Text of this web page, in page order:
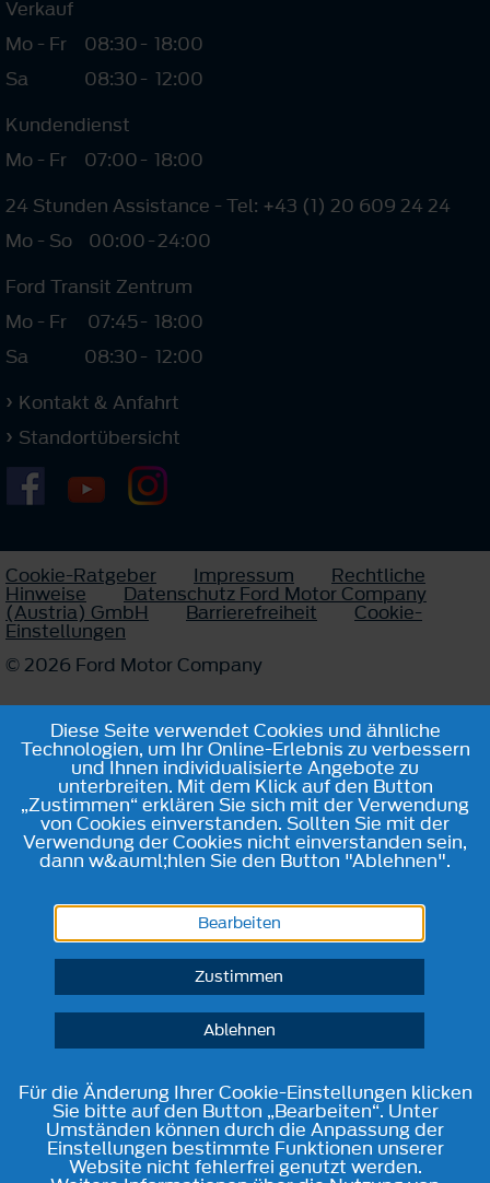
Verkauf
Mo - Fr
08:30- 18:00
Sa
08:30- 12:00
Kundendienst
Mo - Fr
07:00- 18:00
24 Stunden Assistance - Tel: +43 (1) 20 609 24 24
Mo - So
00:00-24:00
Ford Transit Zentrum
Mo - Fr
07:45- 18:00
Sa
08:30- 12:00
Kontakt & Anfahrt
Standortübersicht
Cookie-Ratgeber Impressum Rechtliche
Hinweise Datenschutz Ford Motor Company
(Austria) GmbH Barrierefreiheit Cookie-
Einstellungen
© 2026 Ford Motor Company
Diese Seite verwendet Cookies und ähnliche
Technologien, um Ihr Online-Erlebnis zu verbessern
und Ihnen individualisierte Angebote zu
unterbreiten. Mit dem Klick auf den Button
„Zustimmen“ erklären Sie sich mit der Verwendung
von Cookies einverstanden. Sollten Sie mit der
Verwendung der Cookies nicht einverstanden sein,
dann w&auml;hlen Sie den Button "Ablehnen".
Bearbeiten
Zustimmen
Ablehnen
Für die Änderung Ihrer Cookie-Einstellungen klicken
Sie bitte auf den Button „Bearbeiten“. Unter
Umständen können durch die Anpassung der
Einstellungen bestimmte Funktionen unserer
Website nicht fehlerfrei genutzt werden.